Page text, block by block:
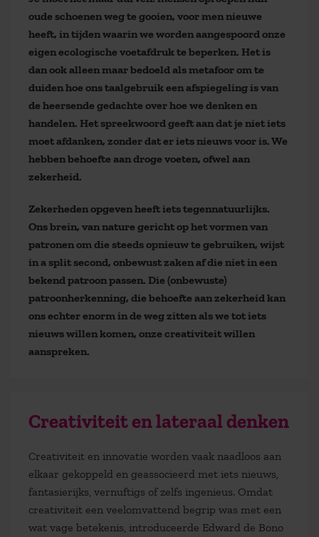
oude schoenen weg te gooien, voor men nieuwe
heeft, in tijden waarin we worden aangespoord onze
eigen ecologische voetafdruk te beperken. Het is
dan ook alleen maar bedoeld als metafoor om te
duiden hoe ons taalgebruik een afspiegeling is van
de heersende gedachte over hoe we denken en
handelen. Het spreekwoord geeft aan dat je niet iets
moet afdanken, zonder dat er iets nieuws voor is. We
hebben behoefte aan droge voeten, ofwel aan
zekerheid.
Zekerheden opgeven heeft iets tegennatuurlijks.
Ons brein, van nature gericht op het vormen van
patronen om die steeds opnieuw te gebruiken, wijst
in a split second, onbewust zaken af die niet in een
bekend patroon passen. Die (onbewuste)
patroonherkenning, die behoefte aan zekerheid kan
ons echter enorm in de weg zitten als we tot iets
nieuws willen komen, onze creativiteit willen
aanspreken.
Creativiteit en lateraal denken
Creativiteit en innovatie worden vaak naadloos aan
elkaar gekoppeld en geassocieerd met iets nieuws,
fantasierijks, vernuftigs of zelfs ingenieus. Omdat
creativiteit een veelomvattend begrip was met een
wat vage betekenis, introduceerde Edward de Bono